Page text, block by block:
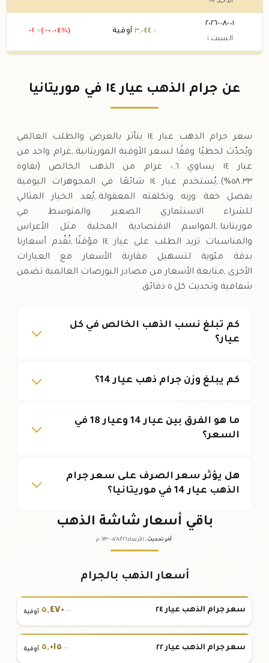
٠١-٠٨-٢٠٢٦
السبت ↓
٣,٠٤٤.٢٤ أوقية -١ .١٧ (-٠.٠٤%)
٣,٠٩٢.٦٦ أوقية
عن جرام الذهب عيار ١٤ في موريتانيا
سعر جرام الذهب عيار ١٤ يتأثر بالعرض والطلب العالمي
ويُحدّث لحظيًا وفقًا لسعر الأوقية الموريتانية.,غرام واحد من
عيار ١٤ يساوي ٠.٦ غرام من الذهب الخالص (نقاوة
٥٨.٣٣%).,يُستخدم عيار ١٤ شائعًا في المجوهرات اليومية
بفضل خفة وزنه وتكلفته المعقولة.,يُعد الخيار المثالي
للشراء الاستثماري الصغير والمتوسط في
موريتانيا.,المواسم الاقتصادية المحلية مثل الأعراس
والمناسبات تزيد الطلب على عيار ١٤ مؤقتًا.,تُقّدم أسعارنا
بدقة مئوية لتسهيل مقارنة الأسعار مع العيارات
الأخرى.,متابعة الأسعار من مصادر البورصات العالمية تضمن
شفافية وتحديث كل ٥ دقائق.
كم تبلغ نسب الذهب الخالص في كل
عيار؟
كم يبلغ وزن جرام ذهب عيار 14؟
ما هو الفرق بين عيار 14 وعيار 18 في
السعر؟
هل يؤثر سعر الصرف على سعر جرام
الذهب عيار 14 في موريتانيا؟
باقي أسعار شاشة الذهب
آخر تحديث : الأربعاء ٠٥ /٠٨/٢٠٢٦ - ٠٦:٢٣م
أسعار الذهب بالجرام
سعر جرام الذهب عيار ٢٤ ٥,٤٧٠.٠٠ أوقية
سعر جرام الذهب عيار ٢٢ ٥,٠١٥.٠٠ أوقية